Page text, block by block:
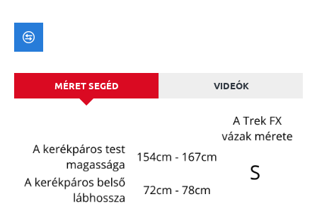
MÉRET SEGÉD VIDEÓK